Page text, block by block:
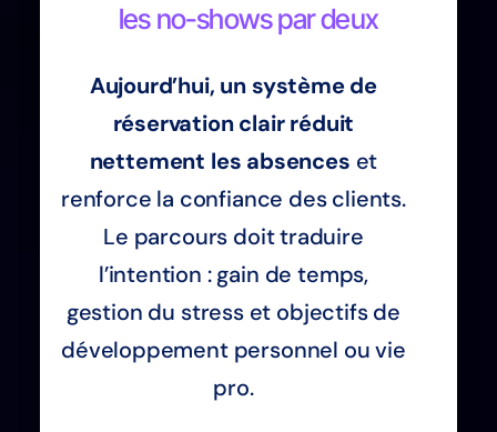
les no-shows par deux
Aujourd’hui, un système de
réservation clair réduit
nettement les absences et
renforce la confiance des clients.
Le parcours doit traduire
l’intention : gain de temps,
gestion du stress et objectifs de
développement personnel ou vie
pro.